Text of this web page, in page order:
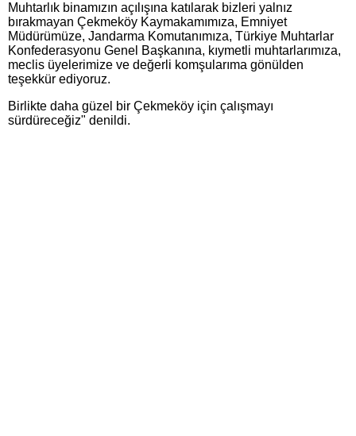
Muhtarlık binamızın açılışına katılarak bizleri yalnız
bırakmayan Çekmeköy Kaymakamımıza, Emniyet
Müdürümüze, Jandarma Komutanımıza, Türkiye Muhtarlar
Konfederasyonu Genel Başkanına, kıymetli muhtarlarımıza,
meclis üyelerimize ve değerli komşularıma gönülden
teşekkür ediyoruz.
Birlikte daha güzel bir Çekmeköy için çalışmayı
sürdüreceğiz" denildi.